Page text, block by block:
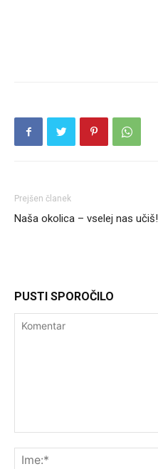
Prejšen članek
Naša okolica – vselej nas učiš!
PUSTI SPOROČILO